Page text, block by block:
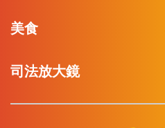
美食
司法放大鏡